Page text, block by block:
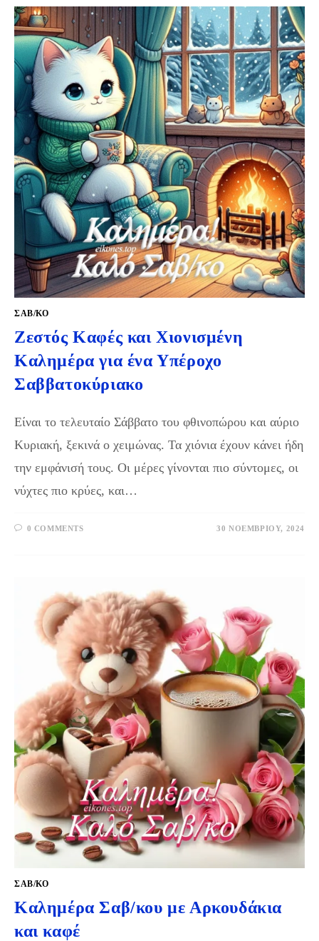
ΣΑΒ/ΚΟ
Ζεστός Καφές και Χιονισμένη
Καλημέρα για ένα Υπέροχο
Σαββατοκύριακο
Είναι το τελευταίο Σάββατο του φθινοπώρου και αύριο
Κυριακή, ξεκινά ο χειμώνας. Τα χιόνια έχουν κάνει ήδη
την εμφάνισή τους. Οι μέρες γίνονται πιο σύντομες, οι
νύχτες πιο κρύες, και…
0 COMMENTS 30 ΝΟΕΜΒΡΊΟΥ, 2024
ΣΑΒ/ΚΟ
Καλημέρα Σαβ/κου με Αρκουδάκια
και καφέ